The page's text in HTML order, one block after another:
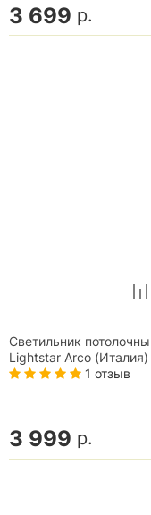
3 699 р.
Светильник
Lightstar Arco (Италия)
1 отзыв
3 999 р.